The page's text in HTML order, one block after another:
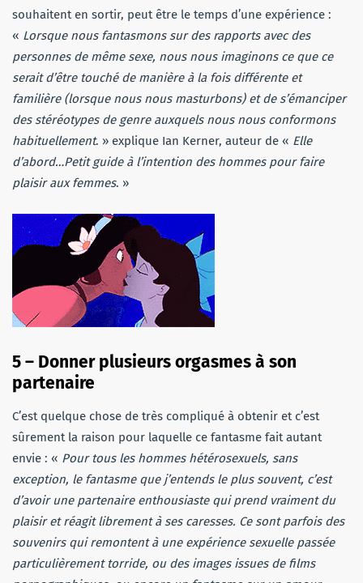
souhaitent en sortir, peut être le temps d’une expérience :
« Lorsque nous fantasmons sur des rapports avec des
personnes de même sexe, nous nous imaginons ce que ce
serait d’être touché de manière à la fois différente et
familière (lorsque nous nous masturbons) et de s’émanciper
des stéréotypes de genre auxquels nous nous conformons
habituellement. » explique Ian Kerner, auteur de « Elle
d’abord…Petit guide à l’intention des hommes pour faire
plaisir aux femmes. »
5 – Donner plusieurs orgasmes à son
partenaire
C’est quelque chose de très compliqué à obtenir et c’est
sûrement la raison pour laquelle ce fantasme fait autant
envie : « Pour tous les hommes hétérosexuels, sans
exception, le fantasme que j’entends le plus souvent, c’est
d’avoir une partenaire enthousiaste qui prend vraiment du
plaisir et réagit librement à ses caresses. Ce sont parfois des
souvenirs qui remontent à une expérience sexuelle passée
particulièrement torride, ou des images issues de films